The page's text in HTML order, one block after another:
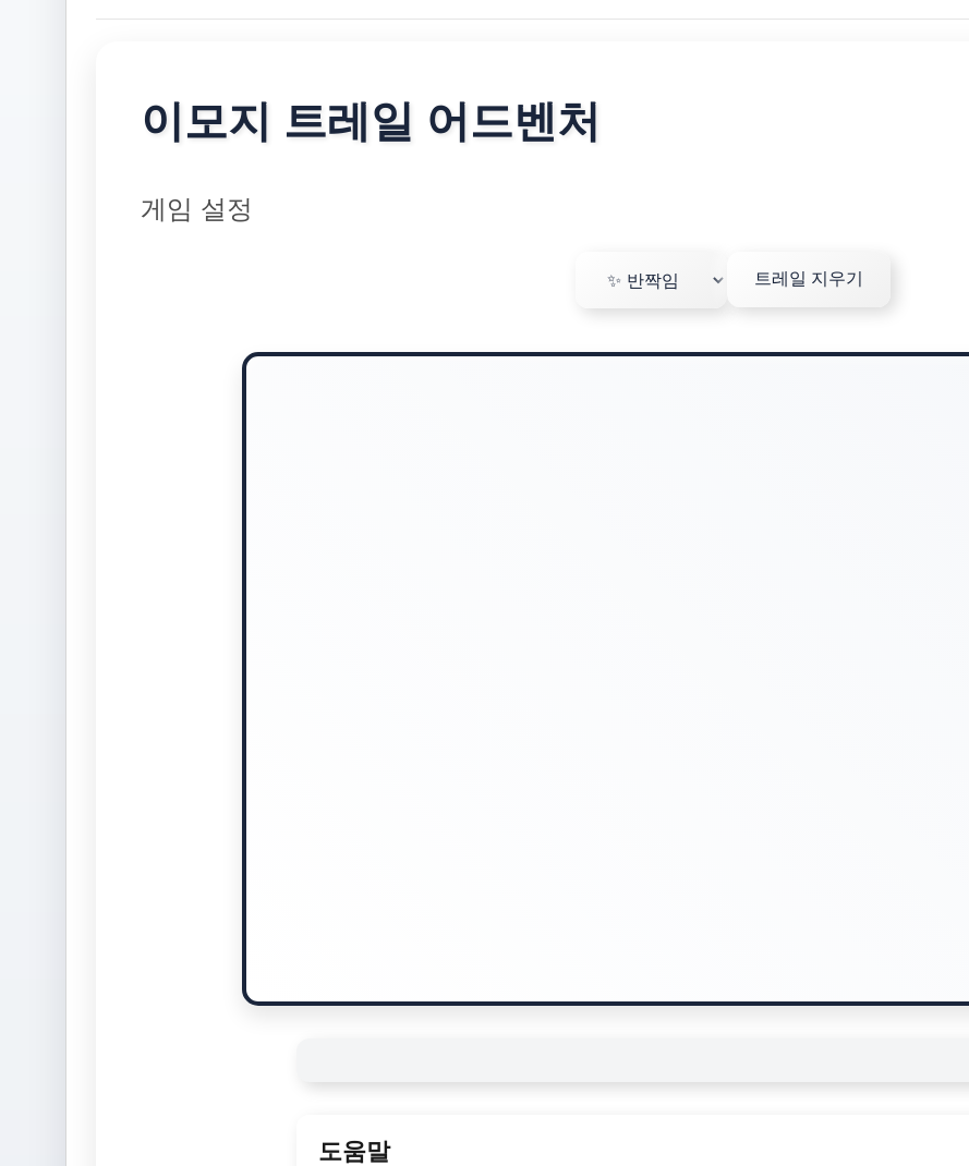
이모지 트레일 어드벤처
게임 설정
트레일 지우기
도움말